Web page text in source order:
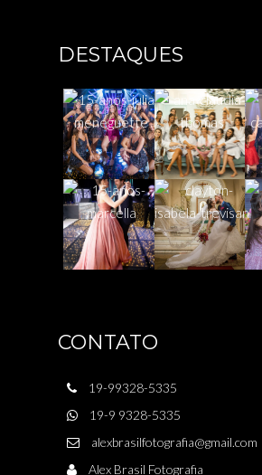
DESTAQUES
CONTATO
19-99328-5335
19-9 9328-5335
alexbrasilfotografia@gmail.com
Alex Brasil Fotografia